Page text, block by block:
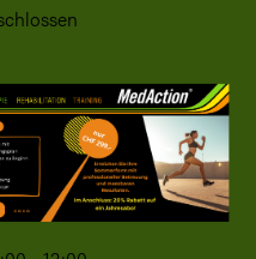
- 12:00 /